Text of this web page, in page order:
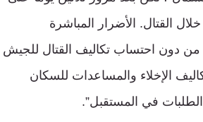
القتال. الأضرار المباشرة
لا يقل عن 5 مليارات شيكل، من دون احتساب تكاليف القتال للجيش
الإخلاء والمساعدات للسكان
الطلبات في المستقبل”.